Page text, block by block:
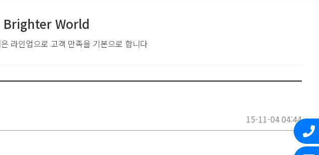
Brighter World
라인업으로 고객 만족을 기본으로 합니다
15-11-04 04:44